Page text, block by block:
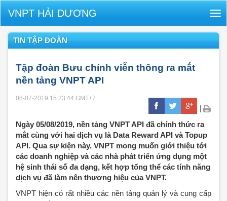
VNPT HẢI DƯƠNG
TIN TẬP ĐOÀN
Tập đoàn Bưu chính viễn thông ra mắt
nền tảng VNPT API
08-07-2019 15:23:44 GMT+7
|
Ngày 05/08/2019, nền tảng VNPT API đã chính thức ra
mắt cùng với hai dịch vụ là Data Reward API và Topup
API. Qua sự kiện này, VNPT mong muốn giới thiệu tới
các doanh nghiệp và các nhà phát triển ứng dụng một
hệ sinh thái số đa dạng, kết hợp tổng thể các tính năng
dịch vụ đã làm nên thương hiệu của VNPT.
VNPT hiện có rất nhiều các nền tảng quản lý và cung cấp